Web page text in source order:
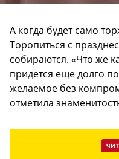
А когда будет само
Торопиться с
собираются. «Что же
придется еще долго
желаемое без
отметила